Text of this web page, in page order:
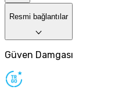
Resmi bağlantılar
Güven Damgası